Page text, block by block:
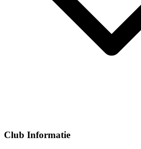
Club Informatie